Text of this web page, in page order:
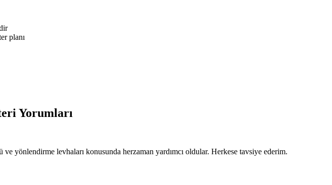
planı
Yorumları
yönlendirme levhaları konusunda herzaman yardımcı oldular. Herkese tavsiye ederim.